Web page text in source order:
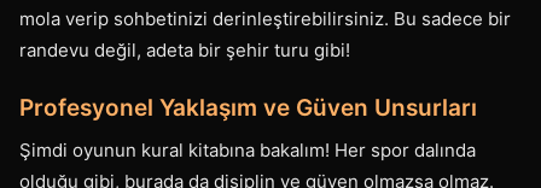
mola verip sohbetinizi derinleştirebilirsiniz. Bu sadece bir
randevu değil, adeta bir şehir turu gibi!
Profesyonel Yaklaşım ve Güven Unsurları
Şimdi oyunun kural kitabına bakalım! Her spor dalında
olduğu gibi, burada da disiplin ve güven olmazsa olmaz.